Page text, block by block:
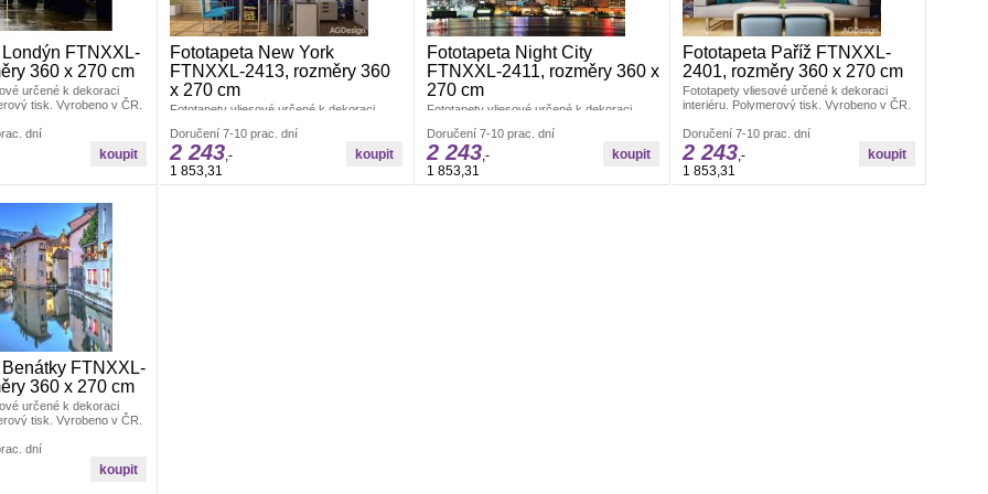
FTNXXL-
360 x 270 cm
určené k dekoraci
tisk. Vyrobeno v ČR.
ve čtyřech pruzích.
balení. Lepidlem se
dní
Fototapeta New York
FTNXXL-2413, rozměry 360
x 270 cm
Fototapety vliesové určené k dekoraci
Rozměr: š.360 x v.270 cm. Jednoduché
lepení fototapety ve čtyřech pruzích.
Lepidlo je součástí balení. Lepidlem se
natírá pouze zeď.
Doručení 7-10 prac. dní
2 243,-
1 853,31
Fototapeta Night City
FTNXXL-2411, rozměry 360 x
270 cm
Fototapety vliesové určené k dekoraci
Rozměr: š.360 x v.270 cm. Jednoduché
lepení fototapety ve čtyřech pruzích.
Lepidlo je součástí balení. Lepidlem se
natírá pouze zeď.
Doručení 7-10 prac. dní
2 243,-
1 853,31
Fototapeta Paříž FTNXXL-
2401, rozměry 360 x 270 cm
Fototapety vliesové určené k dekoraci
interiéru. Polymerový tisk. Vyrobeno v ČR.
lepení fototapety ve čtyřech pruzích.
Lepidlo je součástí balení. Lepidlem se
natírá pouze zeď.
Doručení 7-10 prac. dní
2 243,-
1 853,31
FTNXXL-
360 x 270 cm
určené k dekoraci
tisk. Vyrobeno v ČR.
ve čtyřech pruzích.
balení. Lepidlem se
dní